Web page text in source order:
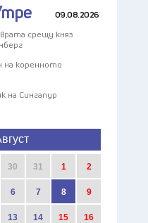
09.08.2026
срещу княз
на коренното
на Сингапур
30 31 1 2
6 7 8 9
13 14 15 16